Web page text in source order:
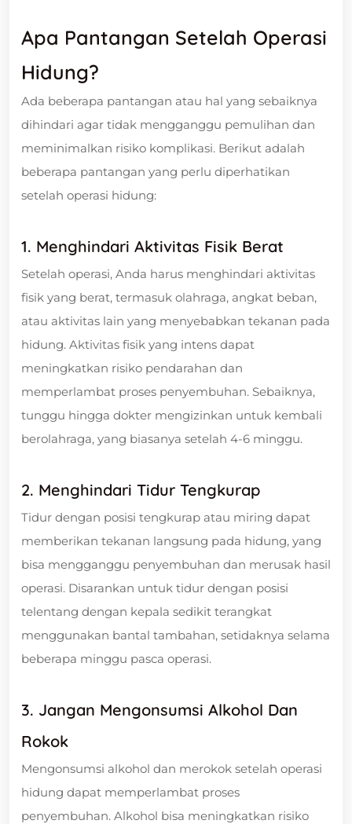
Apa Pantangan Setelah Operasi
Hidung?
Ada beberapa pantangan atau hal yang sebaiknya
dihindari agar tidak mengganggu pemulihan dan
meminimalkan risiko komplikasi. Berikut adalah
beberapa pantangan yang perlu diperhatikan
setelah operasi hidung:
1. Menghindari Aktivitas Fisik Berat
Setelah operasi, Anda harus menghindari aktivitas
fisik yang berat, termasuk olahraga, angkat beban,
atau aktivitas lain yang menyebabkan tekanan pada
hidung. Aktivitas fisik yang intens dapat
meningkatkan risiko pendarahan dan
memperlambat proses penyembuhan. Sebaiknya,
tunggu hingga dokter mengizinkan untuk kembali
berolahraga, yang biasanya setelah 4-6 minggu.
2. Menghindari Tidur Tengkurap
Tidur dengan posisi tengkurap atau miring dapat
memberikan tekanan langsung pada hidung, yang
bisa mengganggu penyembuhan dan merusak hasil
operasi. Disarankan untuk tidur dengan posisi
telentang dengan kepala sedikit terangkat
menggunakan bantal tambahan, setidaknya selama
beberapa minggu pasca operasi.
3. Jangan Mengonsumsi Alkohol Dan
Rokok
Mengonsumsi alkohol dan merokok setelah operasi
hidung dapat memperlambat proses
penyembuhan. Alkohol bisa meningkatkan risiko